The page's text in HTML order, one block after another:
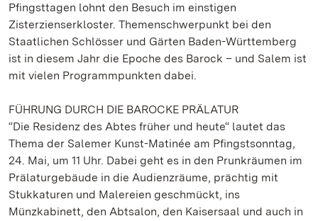
Pfingsttagen lohnt den Besuch im einstigen
Zisterzienserkloster. Themenschwerpunkt bei den
Staatlichen Schlösser und Gärten Baden-Württemberg
ist in diesem Jahr die Epoche des Barock – und Salem ist
mit vielen Programmpunkten dabei.
FÜHRUNG DURCH DIE BAROCKE PRÄLATUR
“Die Residenz des Abtes früher und heute“ lautet das
Thema der Salemer Kunst-Matinée am Pfingstsonntag,
24. Mai, um 11 Uhr. Dabei geht es in den Prunkräumen im
Prälaturgebäude in die Audienzräume, prächtig mit
Stukkaturen und Malereien geschmückt, ins
Münzkabinett, den Abtsalon, den Kaisersaal und auch in